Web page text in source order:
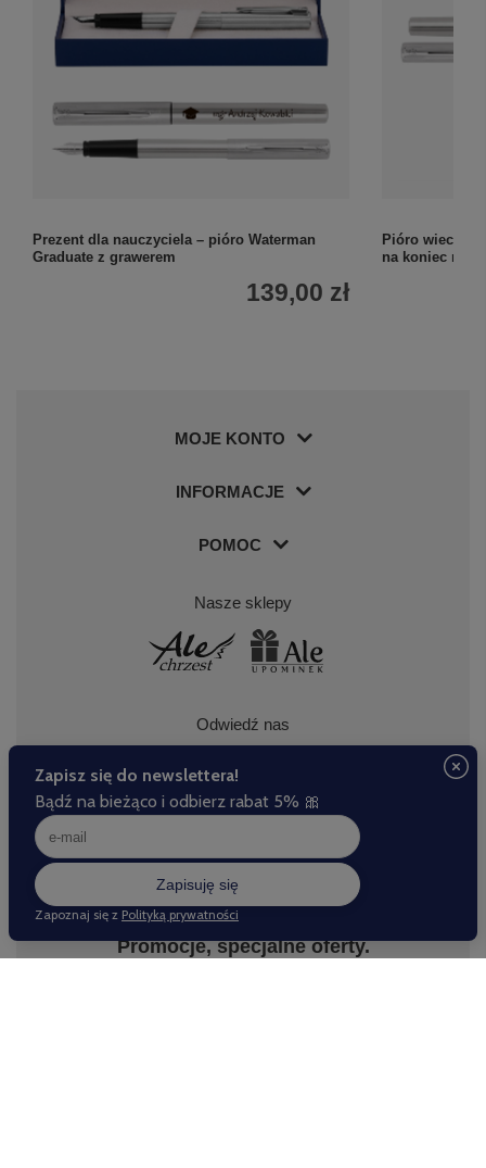
Prezent dla nauczyciela – pióro Waterman
Graduate z grawerem
139,00 zł
Pióro wieczne
na koniec roku
MOJE KONTO
INFORMACJE
POMOC
Nasze sklepy
Odwiedź nas
Zapisz się do naszego newslettera.
Promocje, specjalne oferty.